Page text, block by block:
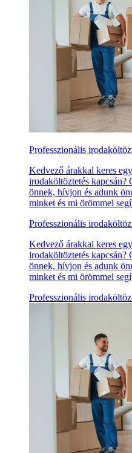
Professzionális
Kedvező árakkal keres
irodaköltöztetés kapcsán?
önnek, hívjon és adunk
minket és mi örömmel
Professzionális
Kedvező árakkal keres
irodaköltöztetés kapcsán?
önnek, hívjon és adunk
minket és mi örömmel
Professzionális